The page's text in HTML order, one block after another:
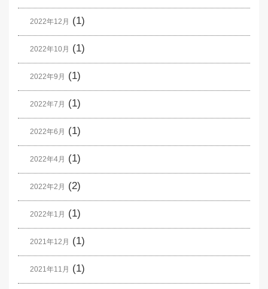
2022年12月 (1)
2022年10月 (1)
2022年9月 (1)
2022年7月 (1)
2022年6月 (1)
2022年4月 (1)
2022年2月 (2)
2022年1月 (1)
2021年12月 (1)
2021年11月 (1)